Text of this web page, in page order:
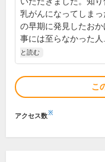
乳がんになってしま
の早期に発見したお
事には至らなかった人...
と読む
こ
アクセス数※